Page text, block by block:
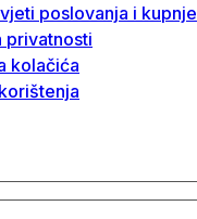
poslovanja i kupnje
privatnosti
kolačića